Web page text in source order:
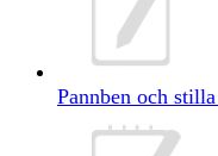
Pannben och